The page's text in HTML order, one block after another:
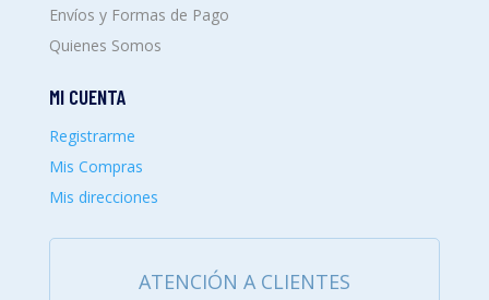
Envíos y Formas de Pago
Quienes Somos
MI CUENTA
Registrarme
Mis Compras
Mis direcciones
ATENCIÓN A CLIENTES